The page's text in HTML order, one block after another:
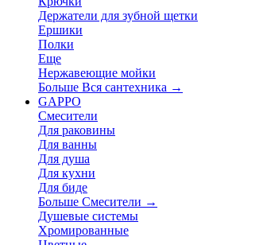
Держатели для зубной щетки
Ершики
Полки
Еще
Нержавеющие мойки
Больше Вся сантехника →
GAPPO
Смесители
Для раковины
Для ванны
Для душа
Для кухни
Для биде
Больше Смесители →
Душевые системы
Хромированные